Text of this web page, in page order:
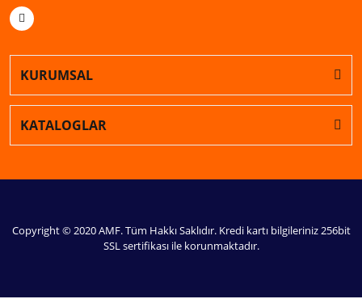
KURUMSAL
KATALOGLAR
Copyright © 2020 AMF. Tüm Hakkı Saklıdır. Kredi kartı bilgileriniz 256bit
SSL sertifikası ile korunmaktadır.